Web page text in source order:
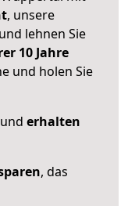
, unsere
lehnen Sie
10 Jahre
und holen Sie
erhalten
, das